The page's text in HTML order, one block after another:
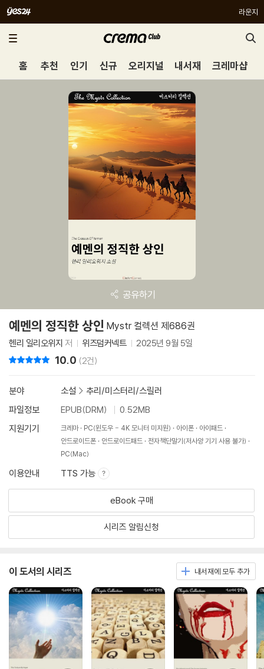
라운지
홈 추천 인기 신규 오리지널 내서재 크레마샵
공유하기
예멘의 정직한 상인 Mystr 컬렉션 제686권
헨리 일리오위지 저 위즈덤커넥트 2025년 9월 5일
10.0 (2건)
분야 소설 > 추리/미스터리/스릴러
파일정보
EPUB(DRM)
0.52MB
지원기기
크레마 PC(윈도우 - 4K 모니터 미지원) 아이폰
아이패드
안드로이드폰
안드로이드패드
전자책단말기(저사양 기기 사용 불가)
PC(Mac)
이용안내 TTS 가능
eBook 구매
시리즈 알림신청
이 도서의 시리즈 내서재에 모두 추가